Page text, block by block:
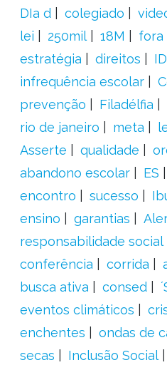
DIa d
colegiado
lei
250mil 18M
fora
estratégia
direitos
infrequência escolar
prevenção
Filadélfia
rio de janeiro
meta
Asserte
qualidade
abandono escolar
ES
encontro
sucesso
ensino
garantias
responsabilidade social
conferência
corrida
busca ativa
consed
eventos climáticos
enchentes
ondas de
secas
Inclusão Social